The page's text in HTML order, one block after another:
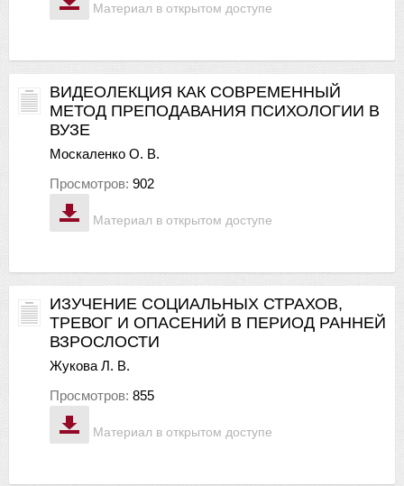
Материал в открытом доступе
Материал в открытом доступе
ВИДЕОЛЕКЦИЯ КАК СОВРЕМЕННЫЙ
МЕТОД ПРЕПОДАВАНИЯ ПСИХОЛОГИИ В
ВУЗЕ
Москаленко О. В.
Просмотров: 902
Материал в открытом доступе
ИЗУЧЕНИЕ СОЦИАЛЬНЫХ СТРАХОВ,
ТРЕВОГ И ОПАСЕНИЙ В ПЕРИОД РАННЕЙ
ВЗРОСЛОСТИ
Жукова Л. В.
Просмотров: 855